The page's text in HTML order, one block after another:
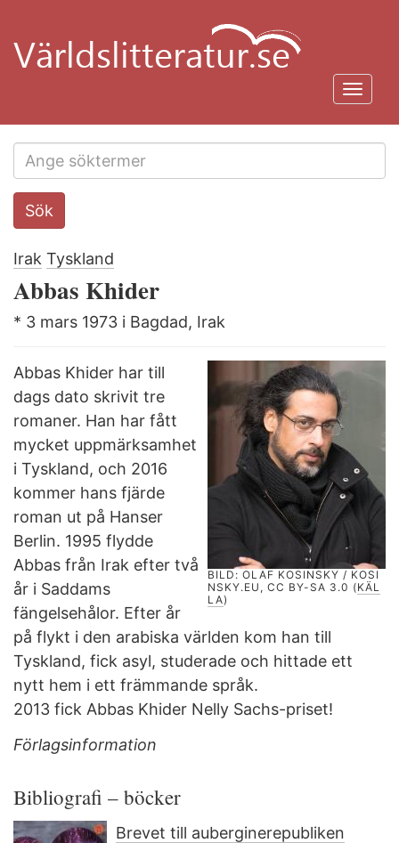
huvudinnehåll
Search
this
Sök
Irak Tyskland
Abbas Khider
* 3 mars 1973 i Bagdad, Irak
BILD: OLAF KOSINSKY / KOSI
NSKY.EU, CC BY-SA 3.0 (KÄL
LA)
Abbas Khider har till
dags dato skrivit tre
romaner. Han har fått
mycket uppmärksamhet
i Tyskland, och 2016
kommer hans fjärde
roman ut på Hanser
Berlin. 1995 flydde
Abbas från Irak efter två
år i Saddams
fängelsehålor. Efter år
på flykt i den arabiska världen kom han till
Tyskland, fick asyl, studerade och hittade ett
nytt hem i ett främmande språk.
2013 fick Abbas Khider Nelly Sachs-priset!
Förlagsinformation
Bibliografi – böcker
Brevet till auberginerepubliken